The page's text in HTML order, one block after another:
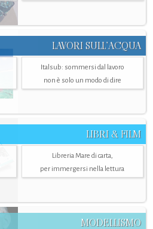
LAVORI SULL’ACQUA
Italsub: sommersi dal lavoro
non è solo un modo di dire
LIBRI & FILM
Libreria Mare di carta,
per immergersi nella lettura
MODELLISMO